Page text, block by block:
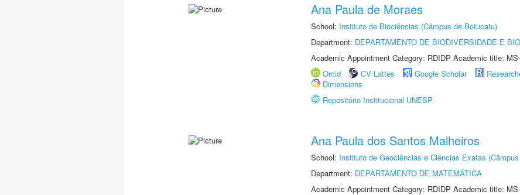
Ana Paula de Moraes
School: Instituto de Biociências (Câmpus de Botucatu)
Department: DEPARTAMENTO DE BIODIVERSIDADE E
Academic Appointment Category: RDIDP Academic title:
Orcid
CV Lattes Google Scholar
Dimensions
Repositório Institucional UNESP
Ana Paula dos Santos Malheiros
School: Instituto de Geociências e Ciências Exatas
Department: DEPARTAMENTO DE MATEMÁTICA
Academic Appointment Category: RDIDP Academic title: